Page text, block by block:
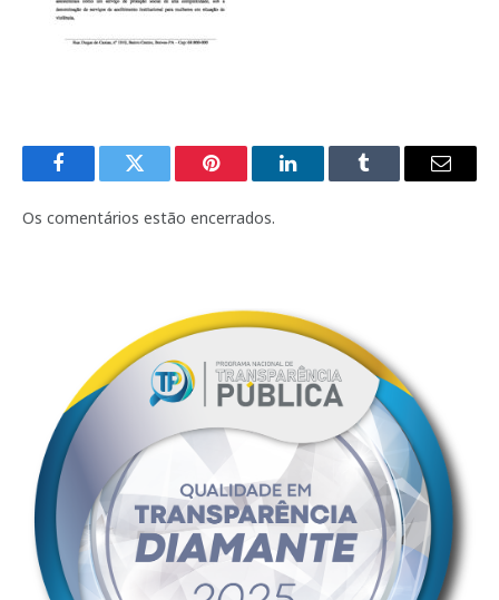
FacebookTwitter Pinterest LinkedInTumblr
E-
Os comentários estão encerrados.